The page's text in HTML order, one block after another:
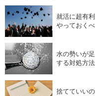
就活に超有
やっておく
水の勢いが
する対処方
捨てていい